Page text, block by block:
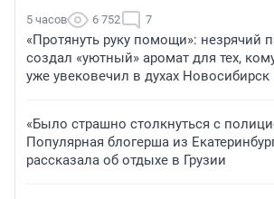
5 часов 6 752 7
«Протянуть руку помощи»: незрячий
создал «уютный» аромат для тех,
уже увековечил в духах Новосибирск
«Было страшно столкнуться с
Популярная блогерша из
рассказала об отдыхе в Грузии